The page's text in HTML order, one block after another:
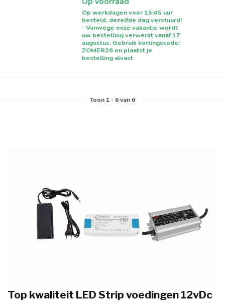
Op werkdagen voor 15:45 uur
besteld, dezelfde dag verstuurd!
- Vanwege onze vakantie wordt
uw bestelling verwerkt vanaf 17
augustus. Gebruik kortingscode:
ZOMER26 en plaatst je
bestelling alvast
Toon 1- 6van 6
Top kwaliteit LED Strip voedingen 12vDc